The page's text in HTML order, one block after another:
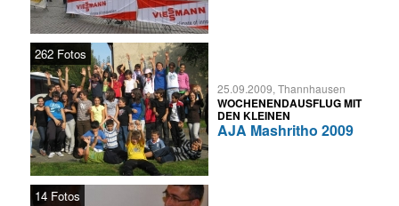
262 Fotos
25.09.2009, Thannhausen
WOCHENENDAUSFLUG MIT
DEN KLEINEN
AJA Mashritho 2009
14 Fotos